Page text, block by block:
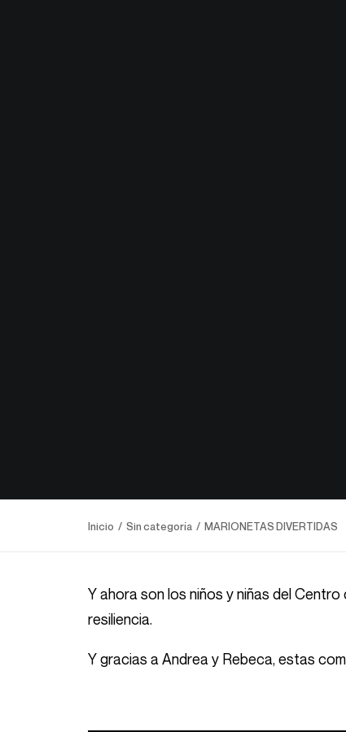
Inicio Sin categoría MARIONETAS DIVERTIDAS
Y ahora son los niños y niñas del
resiliencia.
Y gracias a Andrea y Rebeca, estas